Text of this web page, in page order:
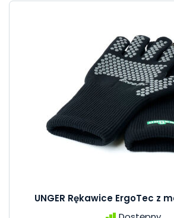
UNGER Rękawice ErgoTec z